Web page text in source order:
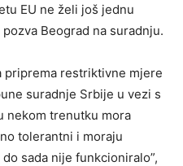
EU ne želi još jednu
Beograd na suradnju.
priprema restriktivne mjere
suradnje Srbije u vezi s
nekom trenutku mora
tolerantni i moraju
sada nije funkcioniralo”,